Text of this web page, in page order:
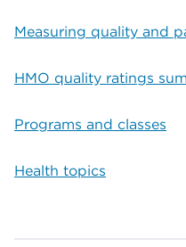
Measuring quality and
HMO quality ratings
Programs and classes
Health topics